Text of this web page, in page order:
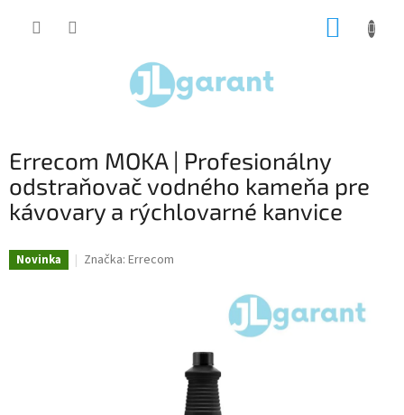
Errecom MOKA | Profesionálny
odstraňovač vodného kameňa pre
kávovary a rýchlovarné kanvice
Novinka Značka: Errecom